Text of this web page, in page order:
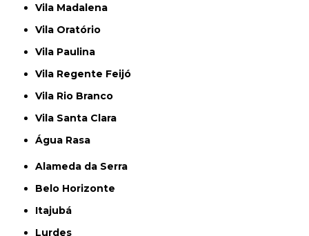
Vila Madalena
Vila Oratório
Vila Paulina
Vila Regente Feijó
Vila Rio Branco
Vila Santa Clara
Água Rasa
Alameda da Serra
Belo Horizonte
Itajubá
Lurdes